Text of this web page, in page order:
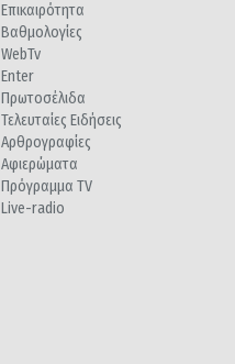
Επικαιρότητα
Βαθμολογίες
WebTv
Enter
Πρωτοσέλιδα
Τελευταίες Ειδήσεις
Αρθρογραφίες
Αφιερώματα
Πρόγραμμα TV
Live-radio